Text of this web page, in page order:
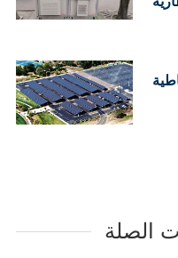
علبة البطارية: مصنوعة من ABS عالي القوة (UL94-HB)
الصلة